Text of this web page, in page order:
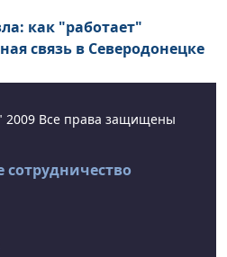
как "работает"
связь в Северодонецке
2009 Все права защищены